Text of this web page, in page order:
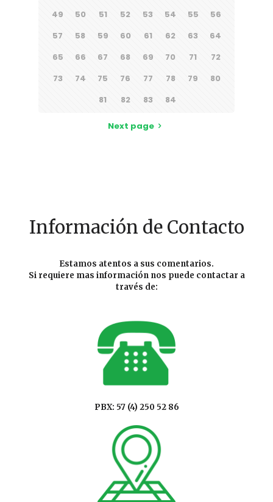
49
50 51 52 53 54 55
56
57
58 59 60 61 62 63
64
65
66 67 68 69 70 71
72
73
74 75 76 77 78 79
80
81
82 83 84
Next page
Información de Contacto
Estamos atentos a sus comentarios.
Si requiere mas información nos puede contactar a
través de:
PBX: 57 (4) 250 52 86